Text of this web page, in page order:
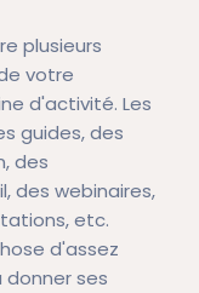
plusieurs
votre
d'activité. Les
guides, des
des
des webinaires,
etc.
d'assez
ses